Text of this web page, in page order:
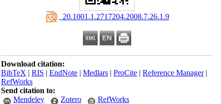
‎ 20.1001.1.2717204.2008.7.26.1.9
Download citation:
BibTeX|RIS|EndNote|Medlars|ProCite|Reference Manager
RefWorks
Send citation to:
Mendeley
Zotero RefWorks